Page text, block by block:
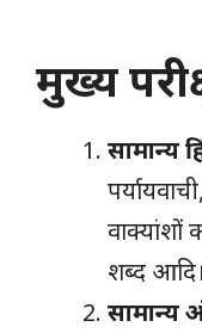
मुख्य
सामान्य
वाक्यांशों
शब्द आदि।
सामान्य